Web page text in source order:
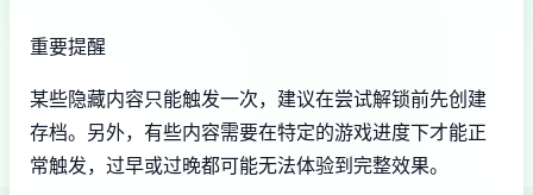
重要提醒
某些隐藏内容只能触发一次，建议在尝试解锁前先创建
存档。另外，有些内容需要在特定的游戏进度下才能正
常触发，过早或过晚都可能无法体验到完整效果。